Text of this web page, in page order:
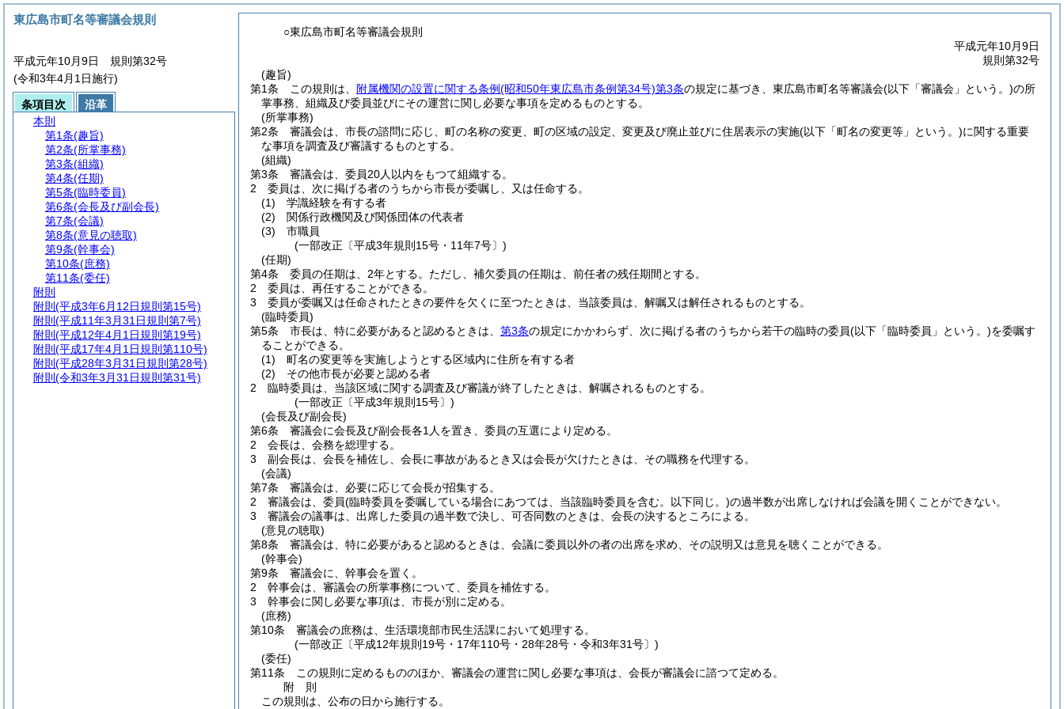
○東広島市町名等審議会規則
平成元年10月9日
規則第32号
(趣旨)
第1条
この規則は、 附属機関の設置に関する条例(昭和50年東広島市条例第34号)第3条の規定に基づき、東広島市町名等審議会(以下「審議会」という。)の所
掌事務、組織及び委員並びにその運営に関し必要な事項を定めるものとする。
(所掌事務)
第2条
審議会は、市長の諮問に応じ、町の名称の変更、町の区域の設定、変更及び廃止並びに住居表示の実施(以下「町名の変更等」という。)に関する重要
な事項を調査及び審議するものとする。
(組織)
第3条
審議会は、委員20人以内をもつて組織する。
2
委員は、次に掲げる者のうちから市長が委嘱し、又は任命する。
(1)
学識経験を有する者
(2)
関係行政機関及び関係団体の代表者
(3)
市職員
(一部改正〔平成3年規則15号・11年7号〕)
(任期)
第4条
委員の任期は、2年とする。 ただし、補欠委員の任期は、前任者の残任期間とする。
2
委員は、再任することができる。
3
委員が委嘱又は任命されたときの要件を欠くに至つたときは、当該委員は、解嘱又は解任されるものとする。
(臨時委員)
第5条
市長は、特に必要があると認めるときは、 第3条の規定にかかわらず、次に掲げる者のうちから若干の臨時の委員(以下「臨時委員」という。)を委嘱す
ることができる。
(1)
町名の変更等を実施しようとする区域内に住所を有する者
(2)
その他市長が必要と認める者
2
臨時委員は、当該区域に関する調査及び審議が終了したときは、解嘱されるものとする。
(一部改正〔平成3年規則15号〕)
(会長及び副会長)
第6条
審議会に会長及び副会長各1人を置き、委員の互選により定める。
2
会長は、会務を総理する。
3
副会長は、会長を補佐し、会長に事故があるとき又は会長が欠けたときは、その職務を代理する。
(会議)
第7条
審議会は、必要に応じて会長が招集する。
2
審議会は、委員(臨時委員を委嘱している場合にあつては、当該臨時委員を含む。以下同じ。)の過半数が出席しなければ会議を開くことができない。
3
審議会の議事は、出席した委員の過半数で決し、可否同数のときは、会長の決するところによる。
(意見の聴取)
第8条
審議会は、特に必要があると認めるときは、会議に委員以外の者の出席を求め、その説明又は意見を聴くことができる。
(幹事会)
第9条
審議会に、幹事会を置く。
2
幹事会は、審議会の所掌事務について、委員を補佐する。
3
幹事会に関し必要な事項は、市長が別に定める。
(庶務)
第10条
審議会の庶務は、生活環境部市民生活課において処理する。
(一部改正〔平成12年規則19号・17年110号・28年28号・令和3年31号〕)
(委任)
第11条
この規則に定めるもののほか、審議会の運営に関し必要な事項は、会長が審議会に諮つて定める。
附 則
この規則は、公布の日から施行する。
東広島市町名等審議会規則
平成元年10月9日 規則第32号
(令和3年4月1日施行)
条項目次
沿革
本則
第1条(趣旨)
第2条(所掌事務)
第3条(組織)
第4条(任期)
第5条(臨時委員)
第6条(会長及び副会長)
第7条(会議)
第8条(意見の聴取)
第9条(幹事会)
第10条(庶務)
第11条(委任)
附則
附則 (平成3年6月12日規則第15号)
附則 (平成11年3月31日規則第7号)
附則 (平成12年4月1日規則第19号)
附則 (平成17年4月1日規則第110号)
附則 (平成28年3月31日規則第28号)
附則 (令和3年3月31日規則第31号)